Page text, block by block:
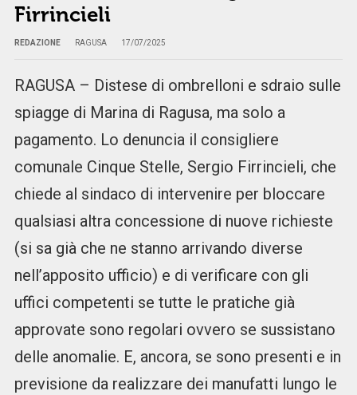
Firrincieli
REDAZIONE RAGUSA 17/07/2025
RAGUSA – Distese di ombrelloni e sdraio sulle
spiagge di Marina di Ragusa, ma solo a
pagamento. Lo denuncia il consigliere
comunale Cinque Stelle, Sergio Firrincieli, che
chiede al sindaco di intervenire per bloccare
qualsiasi altra concessione di nuove richieste
(si sa già che ne stanno arrivando diverse
nell’apposito ufficio) e di verificare con gli
uffici competenti se tutte le pratiche già
approvate sono regolari ovvero se sussistano
delle anomalie. E, ancora, se sono presenti e in
previsione da realizzare dei manufatti lungo le